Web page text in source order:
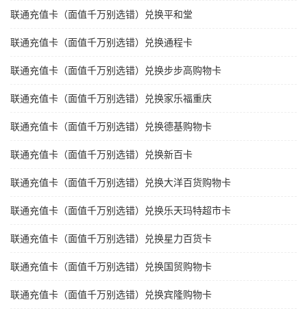
联通充值卡（面值千万别选错）兑换平和堂
联通充值卡（面值千万别选错）兑换通程卡
联通充值卡（面值千万别选错）兑换步步高购物卡
联通充值卡（面值千万别选错）兑换家乐福重庆
联通充值卡（面值千万别选错）兑换德基购物卡
联通充值卡（面值千万别选错）兑换新百卡
联通充值卡（面值千万别选错）兑换大洋百货购物卡
联通充值卡（面值千万别选错）兑换乐天玛特超市卡
联通充值卡（面值千万别选错）兑换星力百货卡
联通充值卡（面值千万别选错）兑换国贸购物卡
联通充值卡（面值千万别选错）兑换宾隆购物卡